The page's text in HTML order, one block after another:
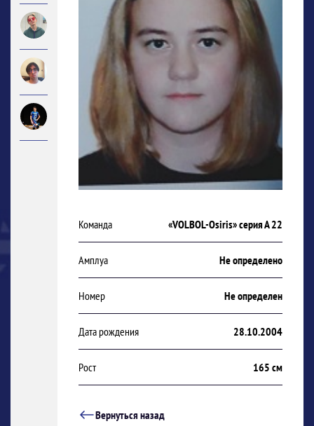
Команда «VOLBOL-Osiris» серия А 22
Амплуа Не определено
Номер Не определен
Дата рождения 28.10.2004
Рост 165 см
Вернуться назад